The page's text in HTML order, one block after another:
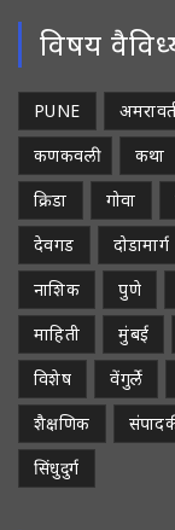
विषय
PUNE
कणकवली
कथा
क्रिडा
गोवा
देवगड
दोडामार्ग
नाशिक
पुणे
माहिती
मुंबई
विशेष
वेंगुर्ले
शैक्षणिक
सिंधुदुर्ग